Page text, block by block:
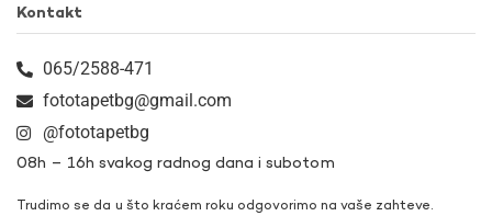
Kontakt
065/2588-471
fototapetbg@gmail.com
@fototapetbg
08h – 16h svakog radnog dana i subotom
Trudimo se da u što kraćem roku odgovorimo na vaše zahteve.